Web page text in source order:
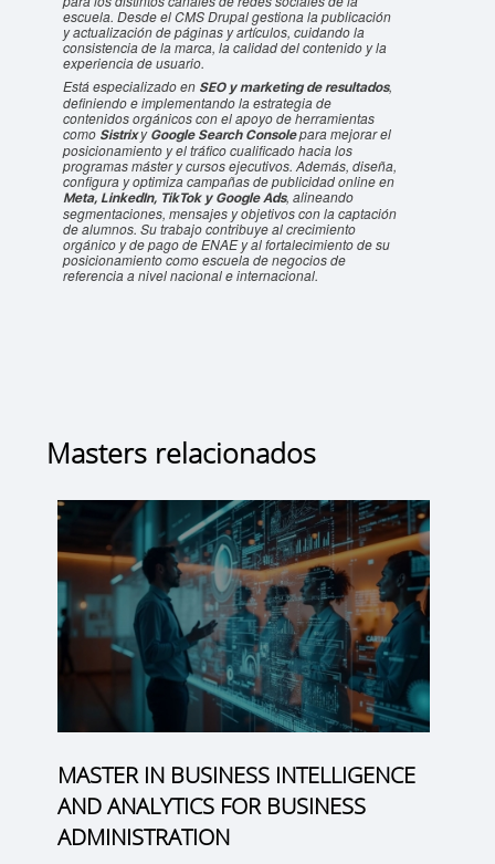
escuela. Desde el CMS Drupal gestiona la publicación
y actualización de páginas y artículos, cuidando la
consistencia de la marca, la calidad del contenido y la
experiencia de usuario.
Está especializado en SEO y marketing de resultados,
definiendo e implementando la estrategia de
contenidos orgánicos con el apoyo de herramientas
como SistrixyGoogle Search Consolepara mejorar el
posicionamiento y el tráfico cualificado hacia los
programas máster y cursos ejecutivos. Además, diseña,
configura y optimiza campañas de publicidad online en
Meta, LinkedIn, TikTok y Google Ads, alineando
segmentaciones, mensajes y objetivos con la captación
de alumnos. Su trabajo contribuye al crecimiento
orgánico y de pago de ENAE y al fortalecimiento de su
posicionamiento como escuela de negocios de
referencia a nivel nacional e internacional.
Masters relacionados
MASTER IN BUSINESS INTELLIGENCE
AND ANALYTICS FOR BUSINESS
ADMINISTRATION